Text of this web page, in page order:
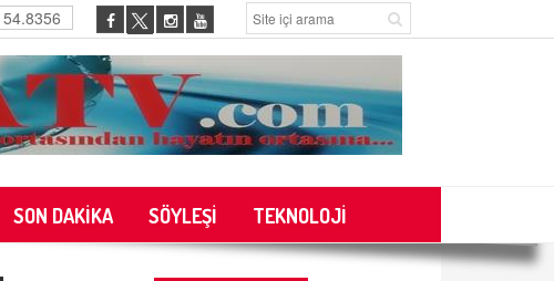
54.8356
SON DAKİKA SÖYLEŞİ TEKNOLOJİ